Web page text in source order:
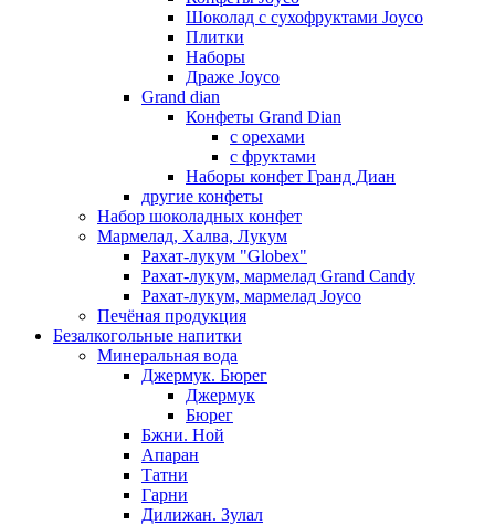
Шоколад с сухофруктами Joyco
Плитки
Наборы
Драже Joyco
Grand dian
Конфеты Grand Dian
с орехами
с фруктами
Наборы конфет Гранд Диан
другие конфеты
Набор шоколадных конфет
Мармелад, Халва, Лукум
Рахат-лукум "Globex"
Рахат-лукум, мармелад Grand Candy
Рахат-лукум, мармелад Joyco
Печёная продукция
Безалкогольные напитки
Минеральная вода
Джермук. Бюрег
Джермук
Бюрег
Бжни. Ной
Апаран
Татни
Гарни
Дилижан. Зулал